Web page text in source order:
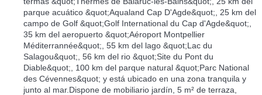
parque acuático &quot;Aqualand Cap D'Agde&quot;, 25 km del
campo de Golf &quot;Golf International du Cap d'Agde&quot;,
35 km del aeropuerto &quot;Aéroport Montpellier
Méditerrannée&quot;, 55 km del lago &quot;Lac du
Salagou&quot;, 56 km del rio &quot;Site du Pont du
Diable&quot;, 100 km del parque natural &quot;Parc National
des Cévennes&quot; y está ubicado en una zona tranquila y
junto al mar.Dispone de mobiliario jardín, 5 m² de terraza,